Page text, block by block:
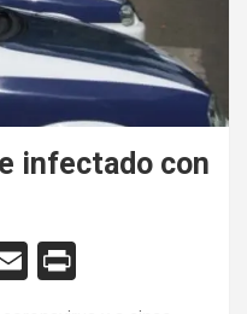
infectado con
E